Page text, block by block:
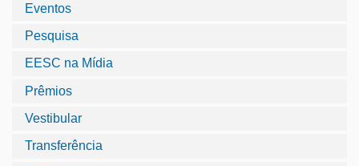
Eventos
Pesquisa
EESC na Mídia
Prêmios
Vestibular
Transferência